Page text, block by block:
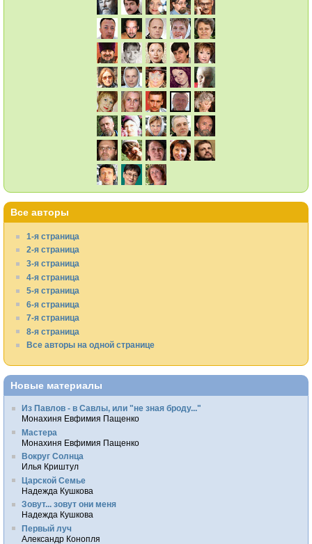
Все авторы
1-я страница
2-я страница
3-я страница
4-я страница
5-я страница
6-я страница
7-я страница
8-я страница
Все авторы на одной странице
Новые материалы
Из Павлов - в Савлы, или "не зная броду..."
Монахиня Евфимия Пащенко
Мастера
Монахиня Евфимия Пащенко
Вокруг Солнца
Илья Криштул
Царской Семье
Надежда Кушкова
Зовут... зовут они меня
Надежда Кушкова
Первый луч
Александр Конопля